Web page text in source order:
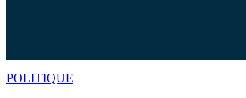
POLITIQUE